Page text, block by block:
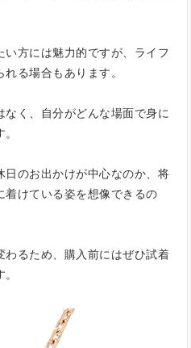
方には魅力的ですが、ライフ
る場合もあります。
く、自分がどんな場面で身に
のお出かけが中心なのか、将
けている姿を想像できるの
るため、購入前にはぜひ試着